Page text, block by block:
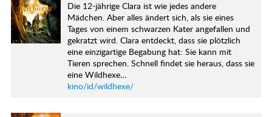
Die 12-jährige Clara ist wie jedes andere
Mädchen. Aber alles ändert sich, als sie eines
Tages von einem schwarzen Kater angefallen und
gekratzt wird. Clara entdeckt, dass sie plötzlich
eine einzigartige Begabung hat: Sie kann mit
Tieren sprechen. Schnell findet sie heraus, dass sie
eine Wildhexe…
kino/id/wildhexe/